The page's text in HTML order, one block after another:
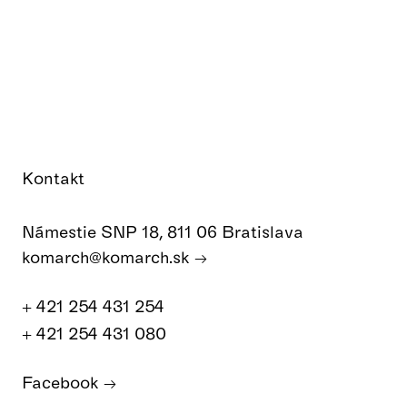
Kontakt
Námestie SNP 18, 811 06 Bratislava
komarch@komarch.sk
+ 421 254 431 254
+ 421 254 431 080
Facebook